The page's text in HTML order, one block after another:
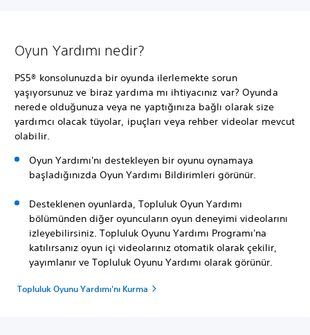
Oyun Yardımı nedir?
PS5® konsolunuzda bir oyunda ilerlemekte sorun
yaşıyorsunuz ve biraz yardıma mı ihtiyacınız var? Oyunda
nerede olduğunuza veya ne yaptığınıza bağlı olarak size
yardımcı olacak tüyolar, ipuçları veya rehber videolar mevcut
olabilir.
Oyun Yardımı'nı destekleyen bir oyunu oynamaya
başladığınızda Oyun Yardımı Bildirimleri görünür.
Desteklenen oyunlarda, Topluluk Oyun Yardımı
bölümünden diğer oyuncuların oyun deneyimi videolarını
izleyebilirsiniz. Topluluk Oyunu Yardımı Programı'na
katılırsanız oyun içi videolarınız otomatik olarak çekilir,
yayımlanır ve Topluluk Oyunu Yardımı olarak görünür.
Topluluk Oyunu Yardımı'nı Kurma